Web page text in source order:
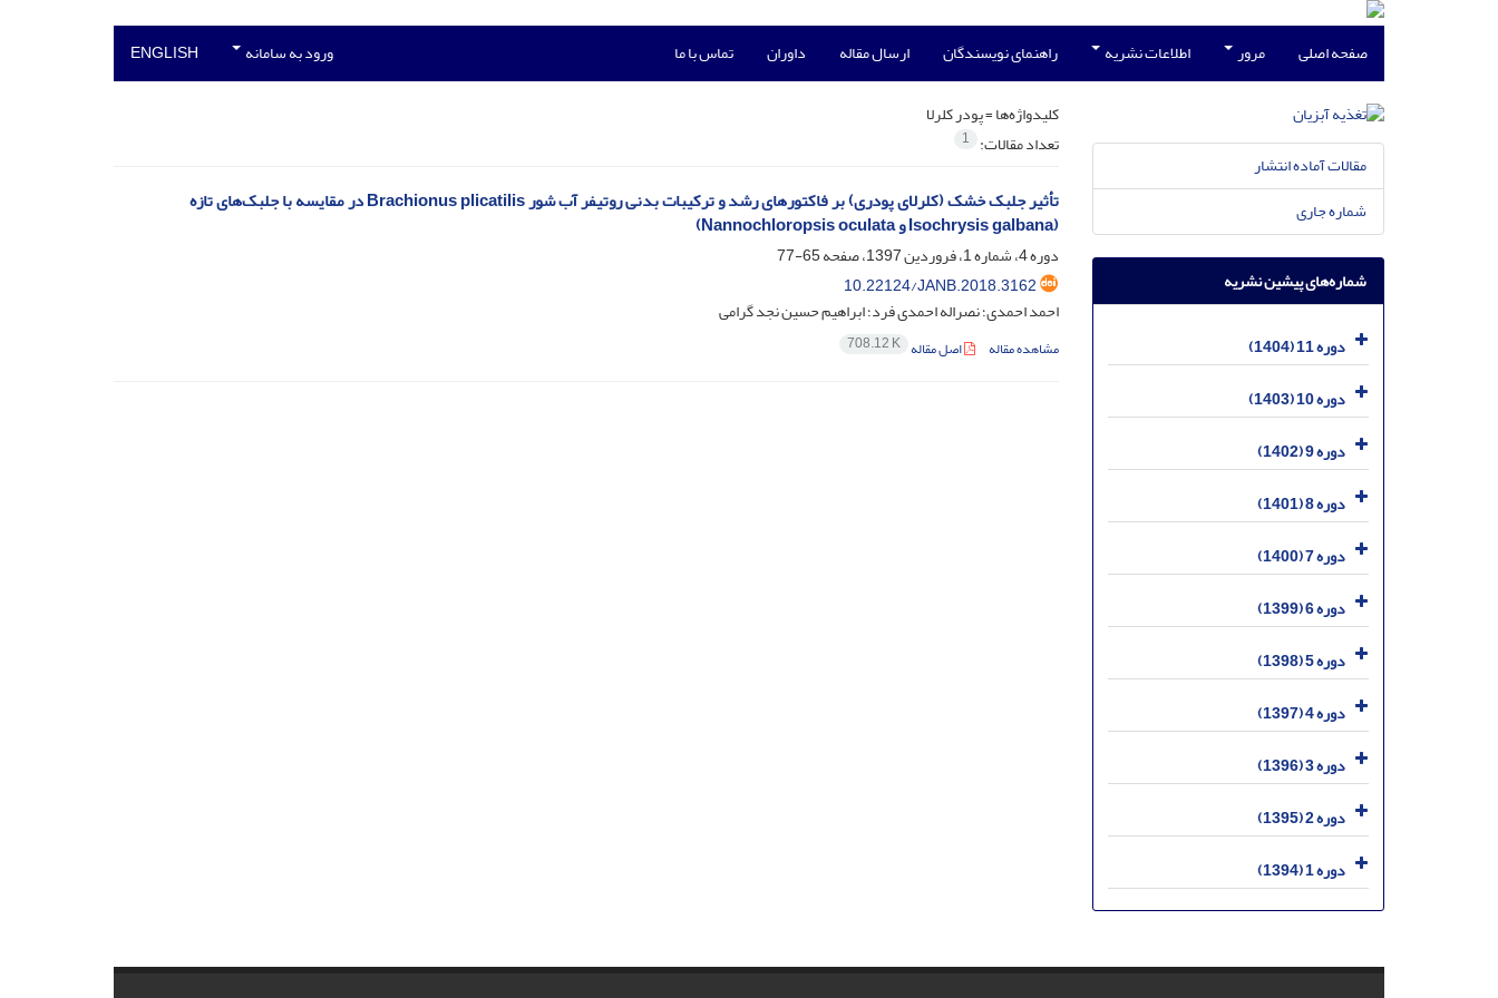
صفحه اصلی مرور اطلاعات نشریه راهنمای نویسندگان ارسال مقاله داوران تماس با ما ورود به سامانه ENGLISH
کلیدواژه‌ها =پودر کلرلا
تعداد مقالات: 1
تأثیر جلبک خشک (کلرلای پودری) بر فاکتورهای رشد و ترکیبات بدنی روتیفر آب شور Brachionus plicatilis در مقایسه با جلبک‌های تازه
(Isochrysis galbana و Nannochloropsis oculata)
دوره 4، شماره 1، فروردین 1397، صفحه
65-77
10.22124/JANB.2018.3162
احمد احمدی؛ نصراله احمدی فرد؛ ابراهیم حسین نجد گرامی
مشاهده مقاله اصل مقاله 708.12 K
مقالات آماده انتشار
شماره جاری
شماره‌های پیشین نشریه
دوره 11 (1404)
دوره 10 (1403)
دوره 9 (1402)
دوره 8 (1401)
دوره 7 (1400)
دوره 6 (1399)
دوره 5 (1398)
دوره 4 (1397)
دوره 3 (1396)
دوره 2 (1395)
دوره 1 (1394)